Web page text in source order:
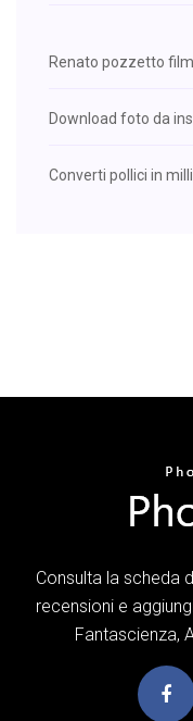
Renato pozzetto
Download foto da
Converti pollici in
Consulta la scheda
recensioni e
Fantascienza,